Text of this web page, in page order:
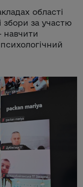
області
збори за участю
навчити